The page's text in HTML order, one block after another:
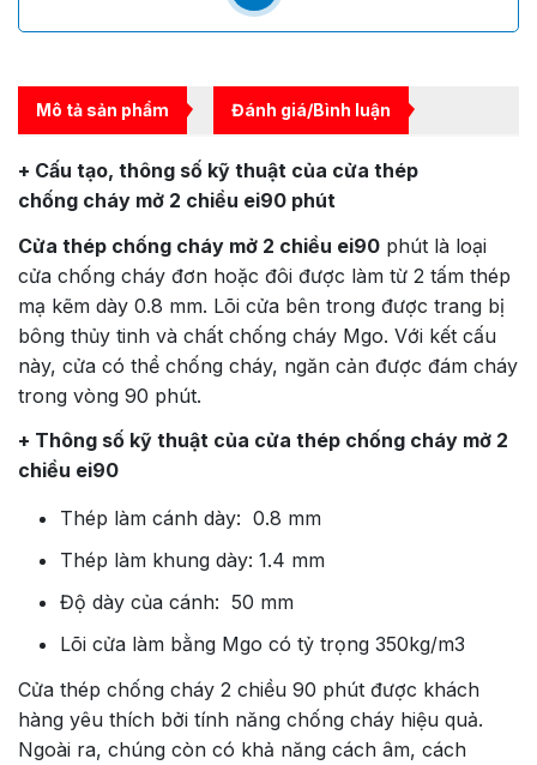
Mô tả sản phẩm Đánh giá/Bình luận
+ Cấu tạo, thông số kỹ thuật của cửa thép
chống cháy mở 2 chiều ei90 phút
Cửa thép chống cháy mở 2 chiều ei90 phút là loại
cửa chống cháy đơn hoặc đôi được làm từ 2 tấm thép
mạ kẽm dày 0.8 mm. Lõi cửa bên trong được trang bị
bông thủy tinh và chất chống cháy Mgo. Với kết cấu
này, cửa có thể chống cháy, ngăn cản được đám cháy
trong vòng 90 phút.
+ Thông số kỹ thuật của cửa thép chống cháy mở 2
chiều ei90
Thép làm cánh dày: 0.8 mm
Thép làm khung dày: 1.4 mm
Độ dày của cánh: 50 mm
Lõi cửa làm bằng Mgo có tỷ trọng 350kg/m3
Cửa thép chống cháy 2 chiều 90 phút được khách
hàng yêu thích bởi tính năng chống cháy hiệu quả.
Ngoài ra, chúng còn có khả năng cách âm, cách